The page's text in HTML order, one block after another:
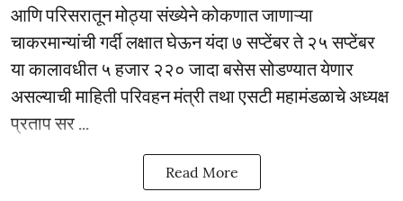
आणि परिसरातून मोठ्या संख्येने कोकणात जाणाऱ्या
चाकरमान्यांची गर्दी लक्षात घेऊन यंदा ७ सप्टेंबर ते २५ सप्टेंबर
या कालावधीत ५ हजार २२० जादा बसेस सोडण्यात येणार
असल्याची माहिती परिवहन मंत्री तथा एसटी महामंडळाचे अध्यक्ष
प्रताप सर ...
Read More